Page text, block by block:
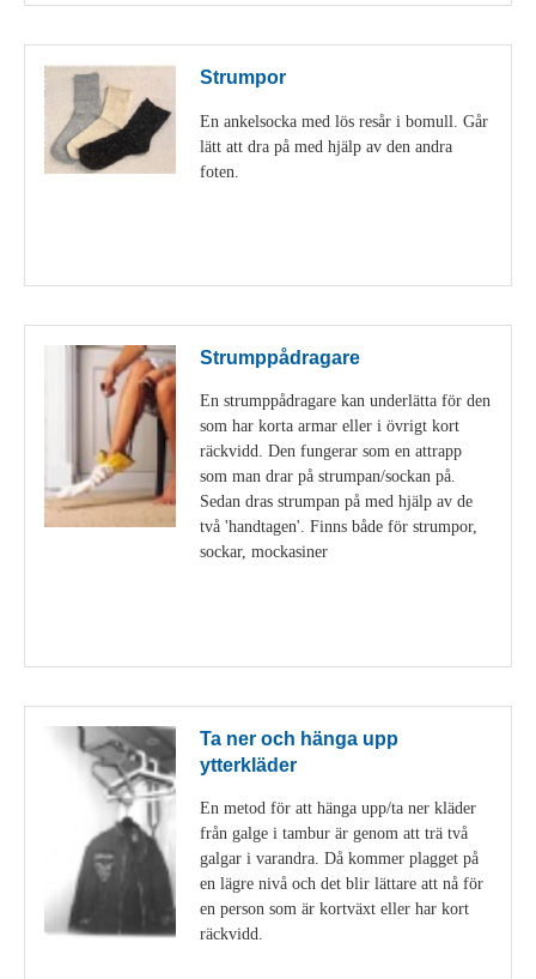
Strumpor
En ankelsocka med lös resår i bomull. Går
lätt att dra på med hjälp av den andra
foten.
Strumppådragare
En strumppådragare kan underlätta för den
som har korta armar eller i övrigt kort
räckvidd. Den fungerar som en attrapp
som man drar på strumpan/sockan på.
Sedan dras strumpan på med hjälp av de
två 'handtagen'. Finns både för strumpor,
sockar, mockasiner
Ta ner och hänga upp
ytterkläder
En metod för att hänga upp/ta ner kläder
från galge i tambur är genom att trä två
galgar i varandra. Då kommer plagget på
en lägre nivå och det blir lättare att nå för
en person som är kortväxt eller har kort
räckvidd.